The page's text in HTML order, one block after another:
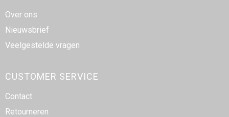
Over ons
Nieuwsbrief
Veelgestelde vragen
CUSTOMER SERVICE
Contact
Retourneren